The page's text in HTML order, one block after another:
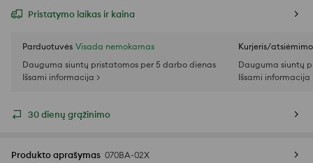
Pristatymo laikas ir kaina
Parduotuvės Visada nemokamas
Dauguma siuntų pristatomos per 5 darbo dienas
Išsami informacija >
Kurjeris/
Dauguma siuntų
Išsami informacija
30 dienų grąžinimo
Produkto aprašymas 070BA-02X